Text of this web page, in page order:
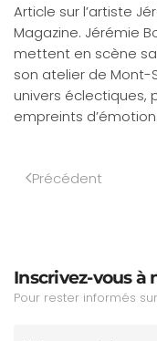
Article sur l’artiste
Magazine. Jérémie
mettent en scène
son atelier de Mont-
univers éclectiques,
empreints
Précédent
Inscrivez-vous à
Pour rester informés